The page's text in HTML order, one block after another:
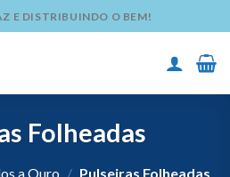
E DISTRIBUINDO O BEM!
Folheadas
a Ouro / Pulseiras Folheadas